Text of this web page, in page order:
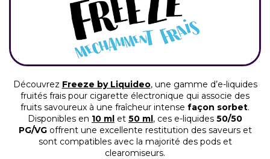
Découvrez Freeze by Liquideo, une gamme d’e-liquides
fruités frais pour cigarette électronique qui associe des
fruits savoureux à une fraîcheur intense façon sorbet.
Disponibles en 10 ml et 50 ml, ces e-liquides 50/50
PG/VGoffrent une excellente restitution des saveurs et
sont compatibles avec la majorité des pods et
clearomiseurs.